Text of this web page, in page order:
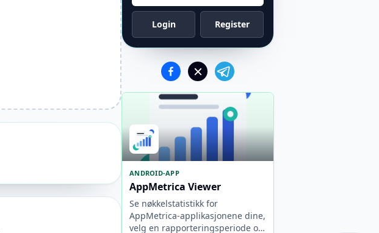
Login Register
ANDROID-APP
AppMetrica Viewer
Se nøkkelstatistikk for
AppMetrica-applikasjonene dine,
velg en rapporteringsperiode og